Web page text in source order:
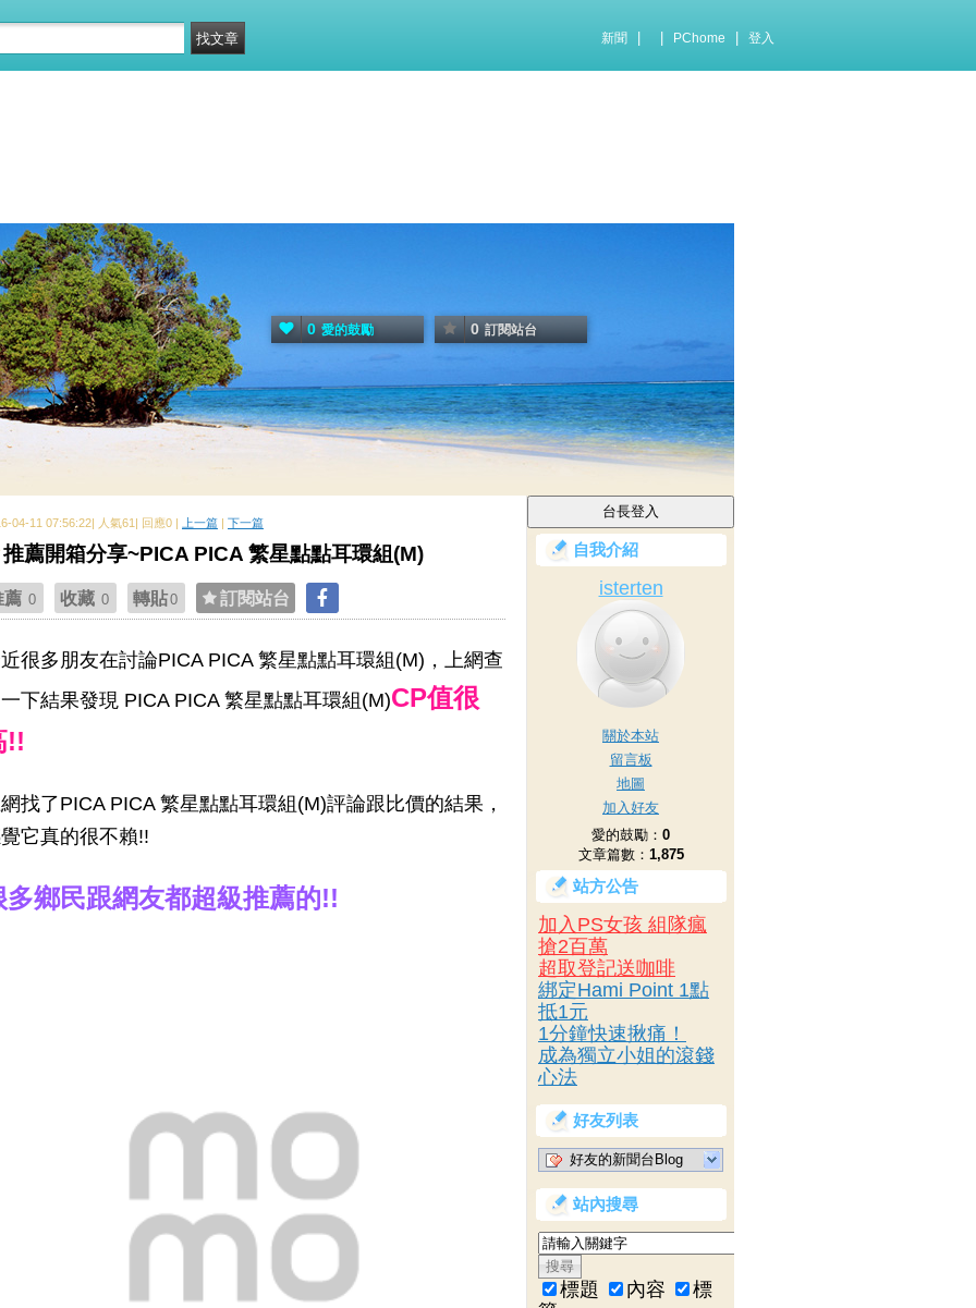
新聞 PChome 登入
0 愛的鼓勵 0 訂閱站台
04-11 07:56:22| 人氣61| 回應0 | 上一篇 | 下一篇
推薦開箱分享~PICA PICA 繁星點點耳環組(M)
薦 0 收藏 0 轉貼0 訂閱站台
很多朋友在討論PICA PICA 繁星點點耳環組(M)，上網查
下結果發現 PICA PICA 繁星點點耳環組(M)CP值很
!!
找了PICA PICA 繁星點點耳環組(M)評論跟比價的結果，
它真的很不賴!!
多鄉民跟網友都超級推薦的!!
自我介紹
isterten
關於本站
留言板
地圖
加入好友
愛的鼓勵： 0
文章篇數： 1,875
站方公告
加入PS女孩 組隊瘋
搶2百萬
超取登記送咖啡
綁定Hami Point 1點
抵1元
1分鐘快速揪痛！
成為獨立小姐的滾錢
心法
好友列表
好友的新聞台Blog
站內搜尋
標題 內容
標